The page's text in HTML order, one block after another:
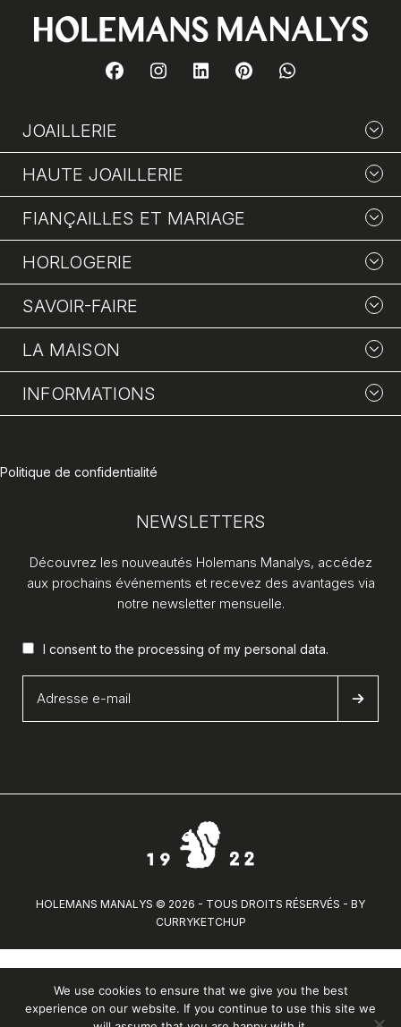
JOAILLERIE
HAUTE JOAILLERIE
FIANÇAILLES ET MARIAGE
HORLOGERIE
SAVOIR-FAIRE
LA MAISON
INFORMATIONS
Politique de confidentialité
NEWSLETTERS
Découvrez les nouveautés Holemans Manalys, accédez
aux prochains événements et recevez des avantages via
notre newsletter mensuelle.
I consent to the processing of my personal data.
HOLEMANS MANALYS © 2026 - TOUS DROITS RÉSERVÉS - BY
CURRYKETCHUP
We use cookies to ensure that we give you the best
experience on our website. If you continue to use this site we